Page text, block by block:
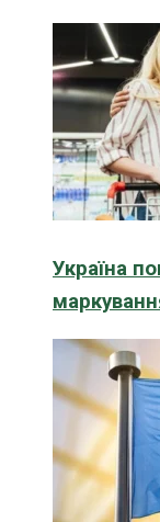
Україна